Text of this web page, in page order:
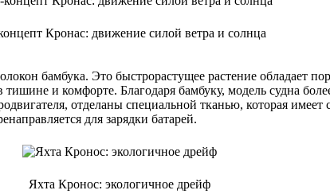
Кронас: движение силой ветра и солнца
бамбука. Это быстрорастущее растение обладает
и комфорте. Благодаря бамбуку, модель судна
отделаны специальной тканью, которая
для зарядки батарей.
Яхта Кронос: экологичное дрейф